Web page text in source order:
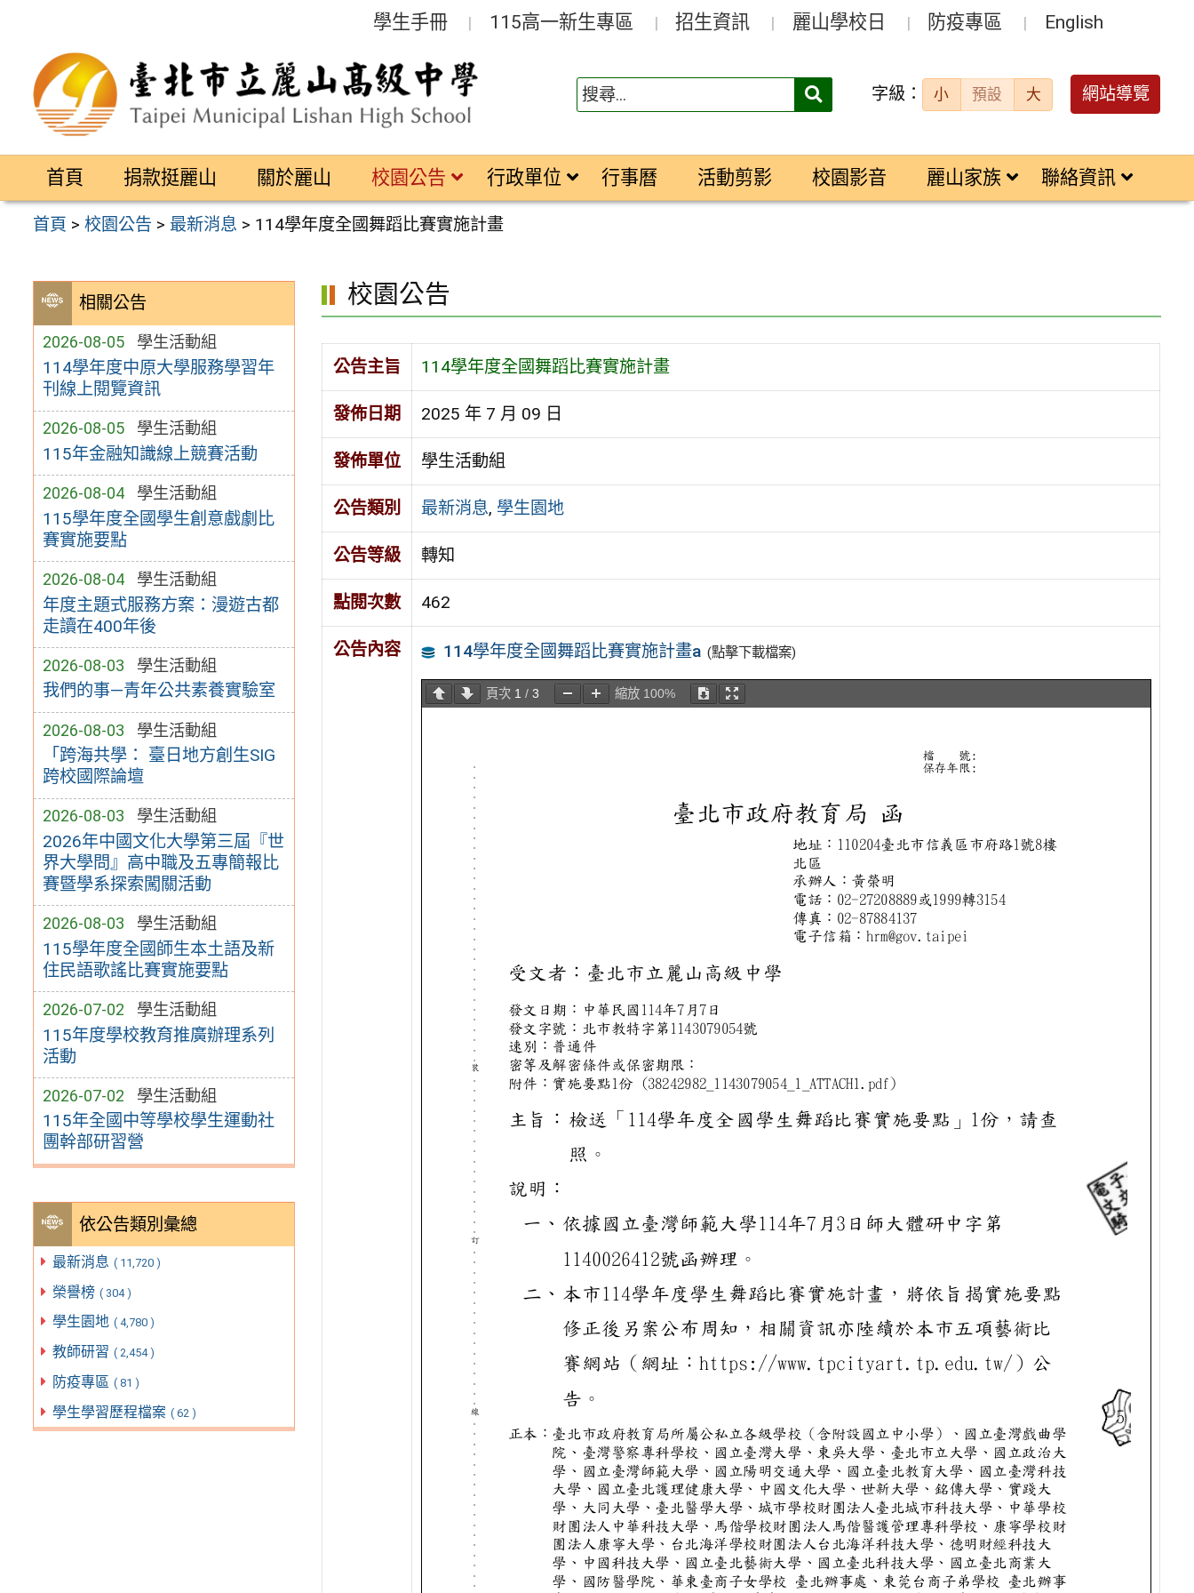
區
學生手冊 115高一新生專區 招生資訊 麗山學校日 防疫專區 English
搜
字級： 小 預設 大 網站導覽
首頁 捐款挺麗山 關於麗山 校園公告 行政單位 行事曆 活動剪影 校園影音 麗山家族 聯絡資訊
首頁 >校園公告 > 最新消息 > 114學年度全國舞蹈比賽實施計畫
相關公告
2026-08-05 學生活動組
114學年度中原大學服務學習年
刊線上閱覽資訊
2026-08-05 學生活動組
115年金融知識線上競賽活動
2026-08-04 學生活動組
115學年度全國學生創意戲劇比
賽實施要點
2026-08-04 學生活動組
年度主題式服務方案：漫遊古都
走讀在400年後
2026-08-03 學生活動組
我們的事—青年公共素養實驗室
2026-08-03 學生活動組
「跨海共學： 臺日地方創生SIG
跨校國際論壇
2026-08-03 學生活動組
2026年中國文化大學第三屆『世
界大學問』高中職及五專簡報比
賽暨學系探索闖關活動
2026-08-03 學生活動組
115學年度全國師生本土語及新
住民語歌謠比賽實施要點
2026-07-02 學生活動組
115年度學校教育推廣辦理系列
活動
2026-07-02 學生活動組
115年全國中等學校學生運動社
團幹部研習營
依公告類別彙總
最新消息 ( 11,720 )
榮譽榜 ( 304 )
學生園地 ( 4,780 )
教師研習 ( 2,454 )
防疫專區 ( 81 )
學生學習歷程檔案 ( 62 )
校園公告
公告主旨 114學年度全國舞蹈比賽實施計畫
發佈日期 2025 年 7 月 09 日
發佈單位 學生活動組
公告類別 最新消息, 學生園地
公告等級 轉知
點閱次數 462
公告內容 114學年度全國舞蹈比賽實施計畫a (點擊下載檔案)
頁次 1 / 3 縮放 100%